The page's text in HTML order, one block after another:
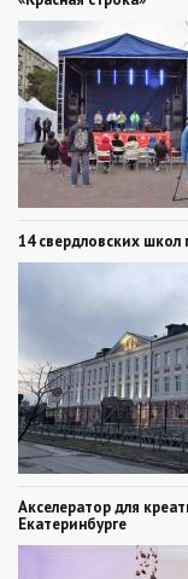
14 свердловских школ
Акселератор для
Екатеринбурге